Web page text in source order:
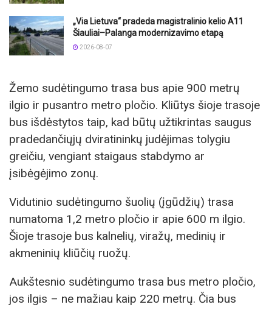
„Via Lietuva“ pradeda magistralinio kelio A11
Šiauliai–Palanga modernizavimo etapą
2026-08-07
Žemo sudėtingumo trasa bus apie 900 metrų
ilgio ir pusantro metro pločio. Kliūtys šioje trasoje
bus išdėstytos taip, kad būtų užtikrintas saugus
pradedančiųjų dviratininkų judėjimas tolygiu
greičiu, vengiant staigaus stabdymo ar
įsibėgėjimo zonų.
Vidutinio sudėtingumo šuolių (įgūdžių) trasa
numatoma 1,2 metro pločio ir apie 600 m ilgio.
Šioje trasoje bus kalnelių, viražų, medinių ir
akmeninių kliūčių ruožų.
Aukštesnio sudėtingumo trasa bus metro pločio,
jos ilgis – ne mažiau kaip 220 metrų. Čia bus